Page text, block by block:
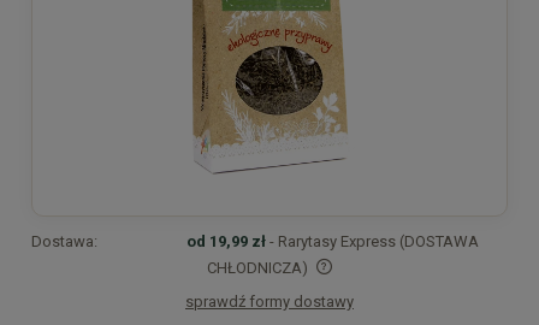
Dostawa: od 19,99 zł - Rarytasy Express (DOSTAWA
CHŁODNICZA)
Cena nie zawiera ewentualnych kosztów płatności
sprawdź formy dostawy